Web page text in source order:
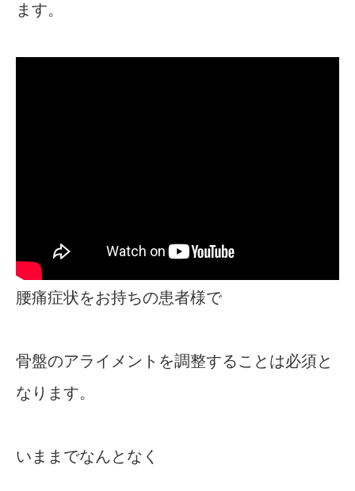
ます。
腰痛症状をお持ちの患者様で
骨盤のアライメントを調整することは必須と
なります。
いままでなんとなく